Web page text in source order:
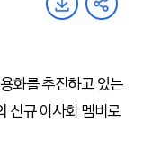
화를 추진하고 있는
규 이사회 멤버로